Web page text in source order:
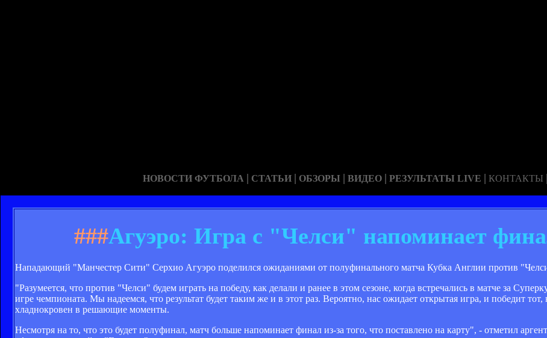
НОВОСТИ ФУТБОЛА | СТАТЬИ | ОБЗОРЫ | ВИДЕО | РЕЗУЛЬТАТЫ LIVE | КОНТАКТЫ |
###Агуэро: Игра с "Челси" напоминает
Нападающий "Манчестер Сити" Серхио Агуэро поделился ожиданиями от полуфинального матча Кубка Англии против
"Разумеется, что против "Челси" будем играть на победу, как делали и ранее в этом сезоне, когда встречались в матче за
игре чемпионата. Мы надеемся, что результат будет таким же и в этот раз. Вероятно, нас ожидает открытая игра, и победит тот,
хладнокровен в решающие моменты.
Несмотря на то, что это будет полуфинал, матч больше напоминает финал из-за того, что поставлено на карту", - отметил